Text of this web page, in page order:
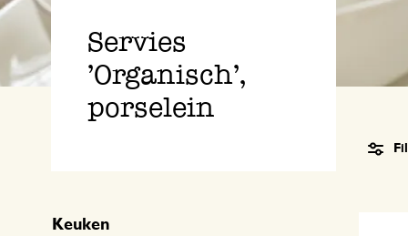
Tafeltextiel
Thee accessoires
Koffie accessoires
Kaarsenhouders
Manden
Schrijven & hobby
Servies
'Organisch',
porselein
Keuken